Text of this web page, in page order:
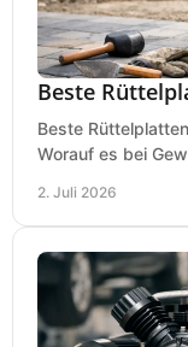
Beste
Beste
Worauf es bei
2. Juli 2026